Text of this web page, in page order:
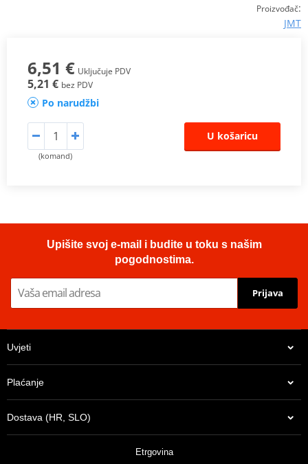
Proizvođač:
JMT
6,51 € Uključuje PDV
5,21 € bez PDV
Po narudžbi
(komand)
U košaricu
Upišite svoj e-mail i budite u toku s našim
pogodnostima.
Prijava
Uvjeti
Plaćanje
Dostava (HR, SLO)
Etrgovina